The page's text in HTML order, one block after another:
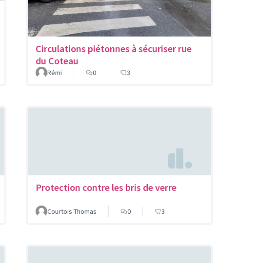
Circulations piétonnes à sécuriser rue
du Coteau
Rémi 0 3
Protection contre les bris de verre
Courtois Thomas 0 3